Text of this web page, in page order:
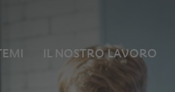
IL NOSTRO LAVORO